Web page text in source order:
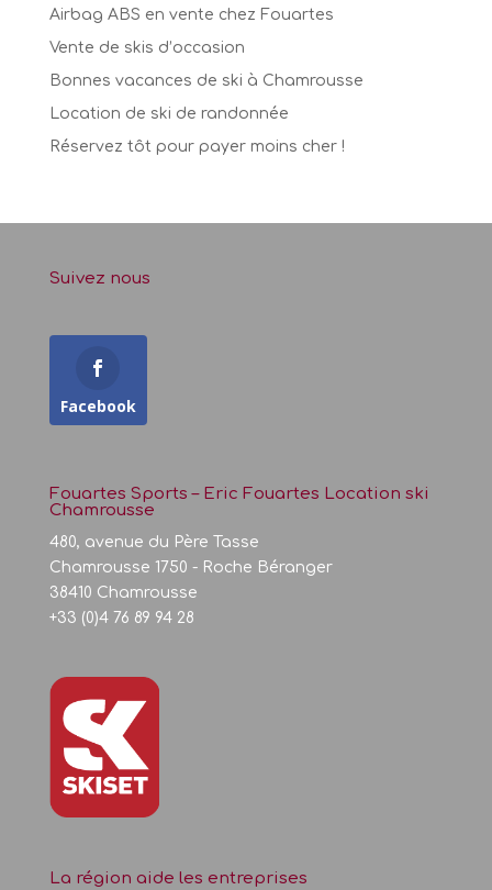
Airbag ABS en vente chez Fouartes
Vente de skis d’occasion
Bonnes vacances de ski à Chamrousse
Location de ski de randonnée
Réservez tôt pour payer moins cher !
Suivez nous
Facebook
Fouartes Sports – Eric Fouartes Location ski
Chamrousse
480, avenue du Père Tasse
Chamrousse 1750 - Roche Béranger
38410 Chamrousse
+33 (0)4 76 89 94 28
La région aide les entreprises